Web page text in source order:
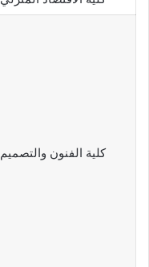
كلية الفنون والتصميم